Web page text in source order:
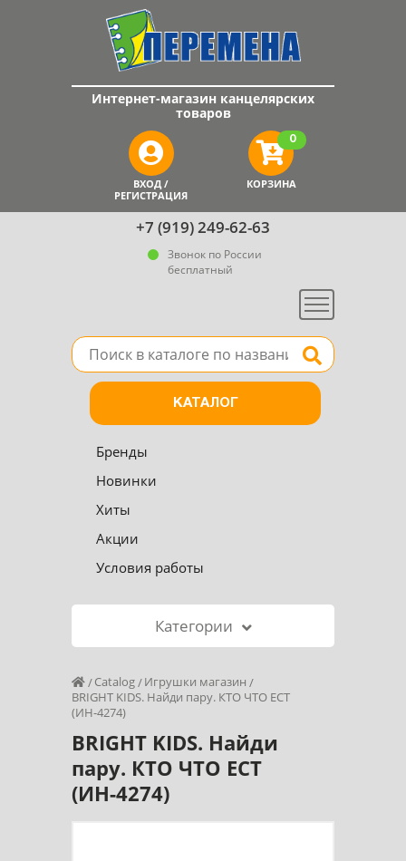
+7 (919) 249-62-63
Звонок по России
бесплатный
Меню
Интернет-магазин канцелярских
товаров
ВХОД /
РЕГИСТРАЦИЯ
КОРЗИНА
0
Поле для поиска товара в каталоге Найти
КАТАЛОГ
Бренды
Новинки
Хиты
Акции
Условия работы
Категории
Catalog
Игрушки магазин
BRIGHT KIDS. Найди пару. КТО ЧТО ЕСТ
(ИН-4274)
BRIGHT KIDS. Найди
пару. КТО ЧТО ЕСТ
(ИН-4274)